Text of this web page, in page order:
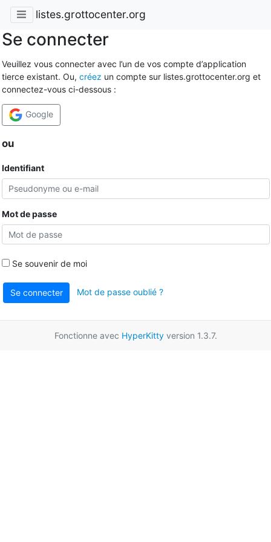
listes.grottocenter.org
Se connecter
Veuillez vous connecter avec l’un de vos compte d’application
tierce existant. Ou, créez un compte sur listes.grottocenter.org et
connectez-vous ci-dessous :
Google
ou
Identifiant
Mot de passe
Se souvenir de moi
Se connecter Mot de passe oublié ?
Fonctionne avec HyperKittyversion 1.3.7.